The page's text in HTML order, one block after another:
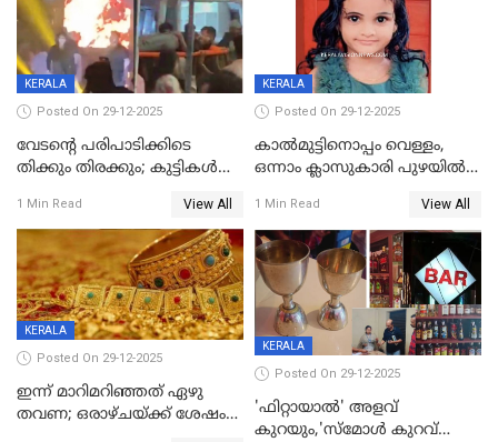
KERALA
Posted On 29-12-2025
വേടന്റെ പരിപാടിക്കിടെ
തിക്കും തിരക്കും; കുട്ടികള്‍
പരിക്ക്; പാളം മറികടന്ന
യുവാവ് ട്രെയിന്‍ തട്ടി മരിച്ചു
1 Min Read View All
KERALA
Posted On 29-12-2025
കാൽമുട്ടിനൊപ്പം വെള്ളം,
ഒന്നാം ക്ലാസുകാരി പുഴയിൽ
കുട്ടികൾക്കൊപ്പം
കളിക്കുന്നതിനിടെ
1 Min Read View All
KERALA
Posted On 29-12-2025
ഇന്ന് മാറിമറിഞ്ഞത് ഏഴു
തവണ; ഒരാഴ്ചയ്ക്ക് ശേഷം
KERALA
Posted On 29-12-2025
'ഫിറ്റായാൽ' അളവ്
കുറയും,'സ്‌മോൾ കുറവ്